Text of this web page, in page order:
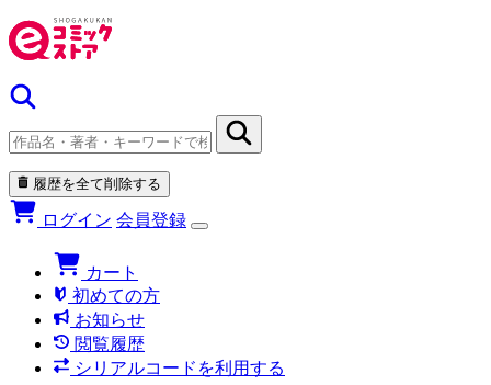
履歴を全て削除する
ログイン 会員登録
カート
初めての方
お知らせ
閲覧履歴
シリアルコードを利用する